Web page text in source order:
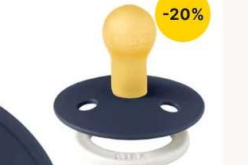
-20%